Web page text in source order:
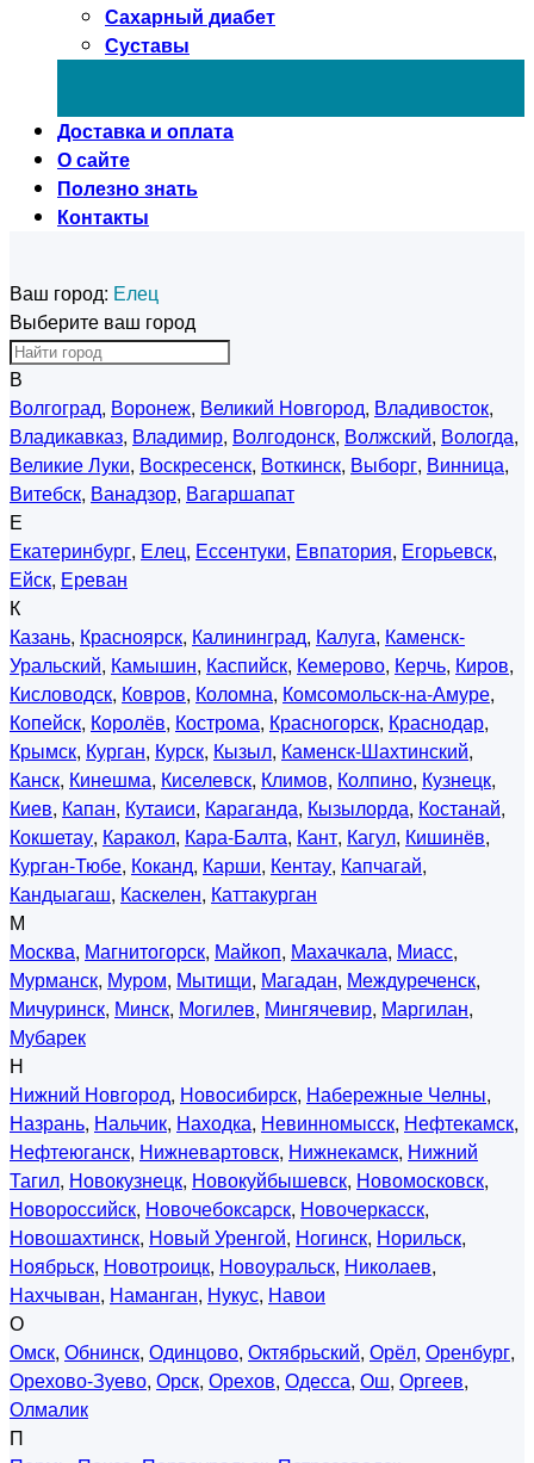
Сахарный диабет
Суставы
Доставка и оплата
О сайте
Полезно знать
Контакты
Ваш город: Елец
Выберите ваш город
В
Волгоград, Воронеж, Великий Новгород, Владивосток,
Владикавказ, Владимир, Волгодонск, Волжский, Вологда,
Великие Луки, Воскресенск, Воткинск, Выборг, Винница,
Витебск, Ванадзор, Вагаршапат
Е
Екатеринбург, Елец, Ессентуки, Евпатория, Егорьевск,
Ейск, Ереван
К
Казань, Красноярск, Калининград, Калуга, Каменск-
Уральский, Камышин, Каспийск, Кемерово, Керчь, Киров,
Кисловодск, Ковров, Коломна, Комсомольск-на-Амуре,
Копейск, Королёв, Кострома, Красногорск, Краснодар,
Крымск, Курган, Курск, Кызыл, Каменск-Шахтинский,
Канск, Кинешма, Киселевск, Климов, Колпино, Кузнецк,
Киев, Капан, Кутаиси, Караганда, Кызылорда, Костанай,
Кокшетау, Каракол, Кара-Балта, Кант, Кагул, Кишинёв,
Курган-Тюбе, Коканд, Карши, Кентау, Капчагай,
Кандыагаш, Каскелен, Каттакурган
М
Москва, Магнитогорск, Майкоп, Махачкала, Миасс,
Мурманск, Муром, Мытищи, Магадан, Междуреченск,
Мичуринск, Минск, Могилев, Мингячевир, Маргилан,
Мубарек
Н
Нижний Новгород, Новосибирск, Набережные Челны,
Назрань, Нальчик, Находка, Невинномысск, Нефтекамск,
Нефтеюганск, Нижневартовск, Нижнекамск, Нижний
Тагил, Новокузнецк, Новокуйбышевск, Новомосковск,
Новороссийск, Новочебоксарск, Новочеркасск,
Новошахтинск, Новый Уренгой, Ногинск, Норильск,
Ноябрьск, Новотроицк, Новоуральск, Николаев,
Нахчыван, Наманган, Нукус, Навои
О
Омск, Обнинск, Одинцово, Октябрьский, Орёл, Оренбург,
Орехово-Зуево, Орск, Орехов, Одесса, Ош, Оргеев,
Олмалик
П